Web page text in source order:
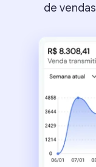
de vendas